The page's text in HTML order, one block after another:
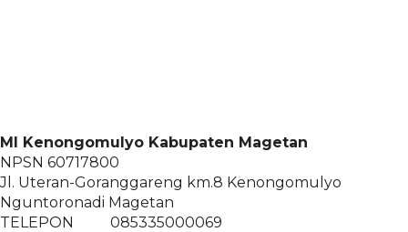
MI Kenongomulyo Kabupaten Magetan
NPSN 60717800
Jl. Uteran-Goranggareng km.8 Kenongomulyo
Nguntoronadi Magetan
TELEPON
085335000069